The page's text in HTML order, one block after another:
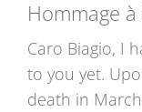
Hommage
Caro Biagio, I
to you yet.
death in